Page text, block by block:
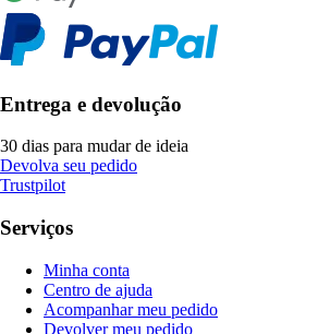
Entrega e devolução
30 dias para mudar de ideia
Devolva seu pedido
Trustpilot
Serviços
Minha conta
Centro de ajuda
Acompanhar meu pedido
Devolver meu pedido